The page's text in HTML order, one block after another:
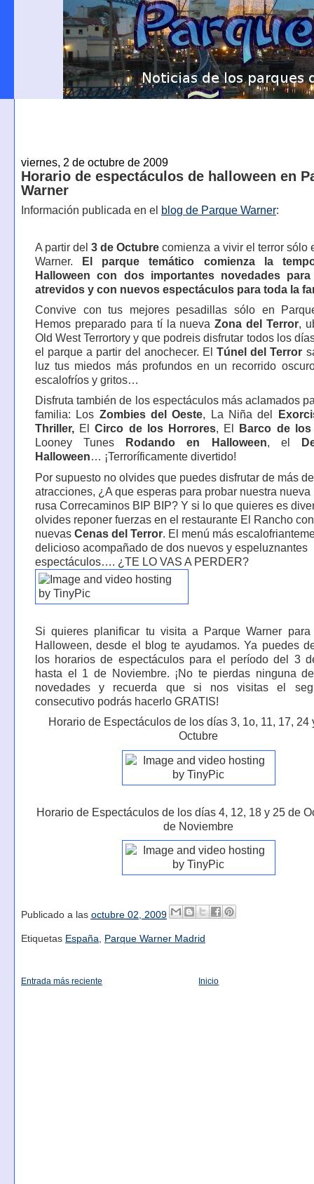
viernes, 2 de octubre de 2009
Horario de espectáculos de halloween en
Warner
Información publicada en el blog de Parque Warner:
A partir del3 de Octubrecomienza a vivir el terror sólo
Warner.
El parque temático comienza la
Halloween con dos importantes novedades
atrevidos y con nuevos espectáculos para toda la
Convive con tus mejores pesadillas sólo en
Hemos preparado para tí la nuevaZona del Terror,
Old West Terrortory y que podreis disfrutar todos los
el parque a partir del anochecer. ElTúnel del Terror
luz tus miedos más profundos en un recorrido
escalofríos y gritos…
Disfruta también de los espectáculos más aclamados
familia: Los Zombies del Oeste, La Niña del
Thriller,ElCirco de los Horrores, El
Barco de los
Looney Tunes
Rodando en Halloween, el
Halloween… ¡Terroríficamente divertido!
Por supuesto no olvides que puedes disfrutar de más
atracciones, ¿A que esperas para probar nuestra nueva
rusa Correcaminos BIP BIP? Y si lo que quieres es
olvides reponer fuerzas en el restaurante El Rancho
nuevas Cenas del Terror. El menú más
delicioso acompañado de dos nuevos y espeluznantes
espectáculos…. ¿TE LO VAS A PERDER?
Si quieres planificar tu visita a Parque Warner para
Halloween, desde el blog te ayudamos. Ya puedes
los horarios de espectáculos para el período del 3
hasta el 1 de Noviembre. ¡No te pierdas ninguna
novedades y recuerda que si nos visitas el
consecutivo podrás hacerlo GRATIS!
Horario de Espectáculos de los días 3, 1o, 11, 17, 24
Octubre
Horario de Espectáculos de los días 4, 12, 18 y 25 de
de Noviembre
Publicado a las octubre 02, 2009
Etiquetas España Parque Warner Madrid
Entrada más reciente Inicio